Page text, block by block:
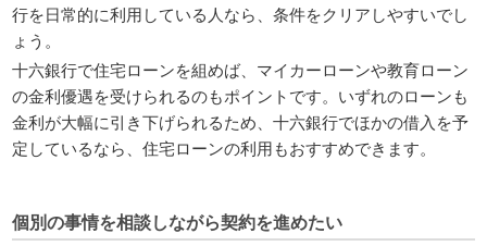
行を日常的に利用している人なら、条件をクリアしやすいでし
ょう。
十六銀行で住宅ローンを組めば、マイカーローンや教育ローン
の金利優遇を受けられるのもポイントです。いずれのローンも
金利が大幅に引き下げられるため、十六銀行でほかの借入を予
定しているなら、住宅ローンの利用もおすすめできます。
個別の事情を相談しながら契約を進めたい